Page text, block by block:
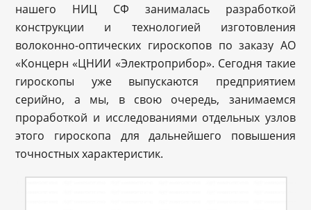
нашего НИЦ СФ занималась разработкой
конструкции и технологией изготовления
волоконно-оптических гироскопов по заказу АО
«Концерн «ЦНИИ «Электроприбор». Сегодня такие
гироскопы уже выпускаются предприятием
серийно, а мы, в свою очередь, занимаемся
проработкой и исследованиями отдельных узлов
этого гироскопа для дальнейшего повышения
точностных характеристик.